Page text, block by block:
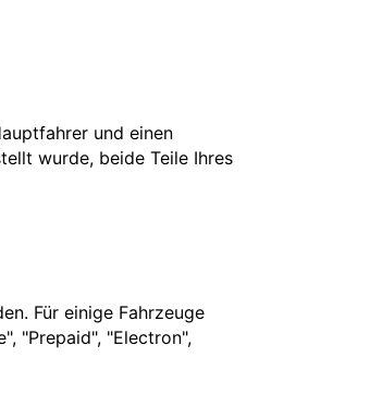
und einen
wurde, beide Teile Ihres
Für einige Fahrzeuge
"Prepaid", "Electron",